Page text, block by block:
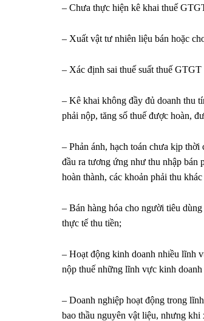
– Chưa thực hiện kê khai thuế
– Xuất vật tư nhiên liệu bán hoặc
– Xác định sai thuế suất thuế GTGT
– Kê khai không đầy đủ doanh thu
phải nộp, tăng số thuế được hoàn,
– Phản ánh, hạch toán chưa kịp
đầu ra tương ứng như thu nhập bán
hoàn thành, các khoản phải thu
– Bán hàng hóa cho người tiêu
thực tế thu tiền;
– Hoạt động kinh doanh nhiều lĩnh
nộp thuế những lĩnh vực kinh doanh
– Doanh nghiệp hoạt động trong
bao thầu nguyên vật liệu, nhưng khi